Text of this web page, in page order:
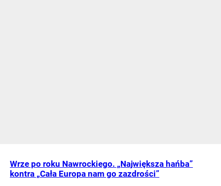
Wrze po roku Nawrockiego. „Największa hańba”
kontra „Cała Europa nam go zazdrości”